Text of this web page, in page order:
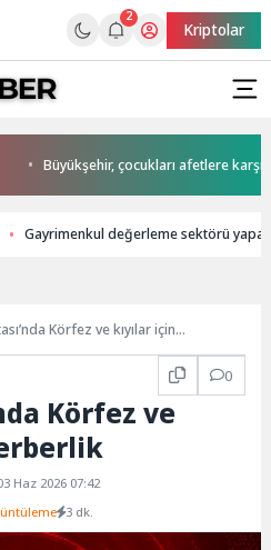
2
Kriptolar
Büyükşehir, çocukları afetlere karşı
Gayrimenkul değerleme sektörü
Körfez ve kıyılar için
0
Körfez ve
Haz 2026 07:42
3 dk.